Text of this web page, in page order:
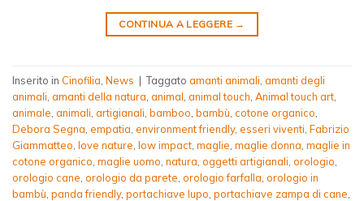
CONTINUA A LEGGERE →
Inserito in Cinofilia News | Taggato amanti animali amanti degli
animali amanti della natura animal animal touch Animal touch art
animale animali artigianali bamboo bambù cotone organico
Debora Segna empatia environment friendly, esseri viventi Fabrizio
Giammatteo love nature low impact maglie maglie donna maglie in
cotone organico maglie uomo natura oggetti artigianali orologio
orologio cane orologio da parete orologio farfalla orologio in
bambù panda friendly, portachiave lupo portachiave zampa di cane